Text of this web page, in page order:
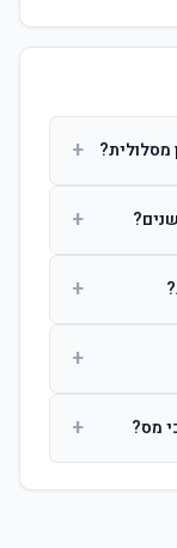
+
ומאפשרת
+
עד לתקרה
+
+
מס? +